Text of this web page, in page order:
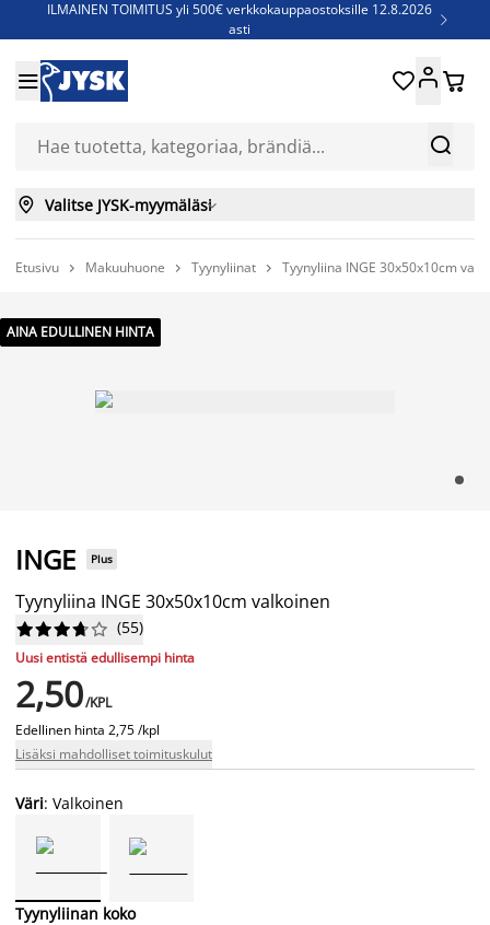
ILMAINEN TOIMITUS yli 500€ verkkokauppaostoksille 12.8.2026
asti

Jenkkisänkyjä - Säästä jopa 60%


 
 Valitse JYSK-myymäläsi
Etusivu  Makuuhuone  Tyynyliinat  Tyynyliina INGE 30x50x10cm
AINA EDULLINEN HINTA
INGE Plus
Tyynyliina INGE 30x50x10cm valkoinen





 (55)
Uusi entistä edullisempi hinta
2,50/KPL
Edellinen hinta 2,75 /kpl
Lisäksi mahdolliset toimituskulut
Väri: Valkoinen
Tyynyliinan koko